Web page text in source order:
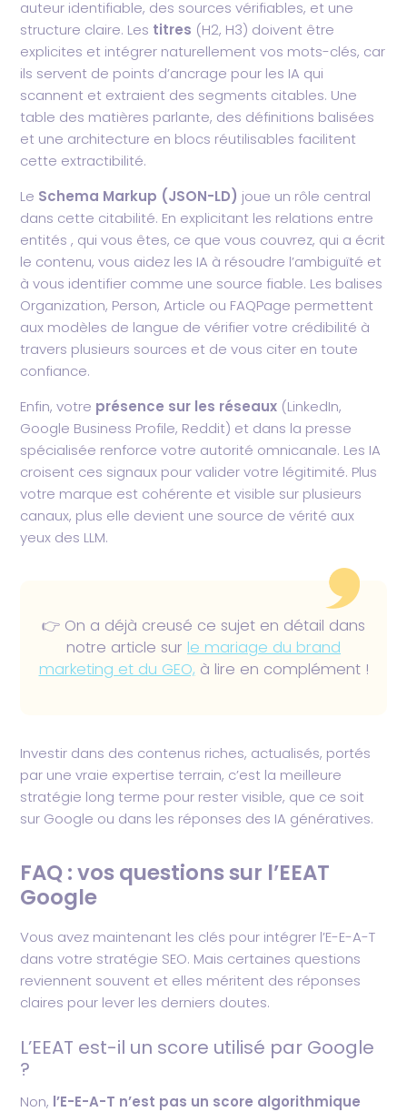
auteur identifiable, des sources vérifiables, et une
structure claire. Les titres (H2, H3) doivent être
explicites et intégrer naturellement vos mots-clés, car
ils servent de points d’ancrage pour les IA qui
scannent et extraient des segments citables. Une
table des matières parlante, des définitions balisées
et une architecture en blocs réutilisables facilitent
cette extractibilité.
Le Schema Markup (JSON-LD) joue un rôle central
dans cette citabilité. En explicitant les relations entre
entités , qui vous êtes, ce que vous couvrez, qui a écrit
le contenu, vous aidez les IA à résoudre l’ambiguïté et
à vous identifier comme une source fiable. Les balises
Organization, Person, Article ou FAQPage permettent
aux modèles de langue de vérifier votre crédibilité à
travers plusieurs sources et de vous citer en toute
confiance.
Enfin, votre présence sur les réseaux (LinkedIn,
Google Business Profile, Reddit) et dans la presse
spécialisée renforce votre autorité omnicanale. Les IA
croisent ces signaux pour valider votre légitimité. Plus
votre marque est cohérente et visible sur plusieurs
canaux, plus elle devient une source de vérité aux
yeux des LLM.
👉 On a déjà creusé ce sujet en détail dans
notre article sur le mariage du brand
marketing et du GEO, à lire en complément !
Investir dans des contenus riches, actualisés, portés
par une vraie expertise terrain, c’est la meilleure
stratégie long terme pour rester visible, que ce soit
sur Google ou dans les réponses des IA génératives.
FAQ : vos questions sur l’EEAT
Google
Vous avez maintenant les clés pour intégrer l’E-E-A-T
dans votre stratégie SEO. Mais certaines questions
reviennent souvent et elles méritent des réponses
claires pour lever les derniers doutes.
L’EEAT est-il un score utilisé par Google
?
Non, l’E-E-A-T n’est pas un score algorithmique